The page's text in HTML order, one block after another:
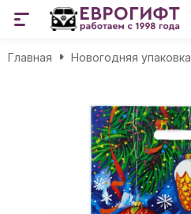
Главная Новогодняя упаковка